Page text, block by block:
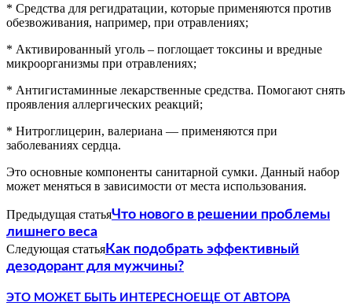
* Средства для регидратации, которые применяются против
обезвоживания, например, при отравлениях;
* Активированный уголь – поглощает токсины и вредные
микроорганизмы при отравлениях;
* Антигистаминные лекарственные средства. Помогают снять
проявления аллергических реакций;
* Нитроглицерин, валериана — применяются при
заболеваниях сердца.
Это основные компоненты санитарной сумки. Данный набор
может меняться в зависимости от места использования.
Предыдущая статьяЧто нового в решении проблемы
лишнего веса
Следующая статьяКак подобрать эффективный
дезодорант для мужчины?
ЭТО МОЖЕТ БЫТЬ ИНТЕРЕСНО ЕЩЕ ОТ АВТОРА